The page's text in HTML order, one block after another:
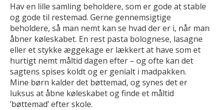
Hav en lille samling beholdere, som er gode at stable
og gode til restemad. Gerne gennemsigtige
beholdere, så man nemt kan se hvad der er i, når man
åbner køleskabet. En rest pasta bolognese, lasagne
eller et stykke æggekage er lækkert at have som et
hurtigt nemt måltid dagen efter – og ofte kan det
sagtens spises koldt og er genialt i madpakken.
Mine børn kalder det bøttemad, og synes det er
luksus at åbne køleskabet og finde et måltid
’bøttemad’ efter skole.